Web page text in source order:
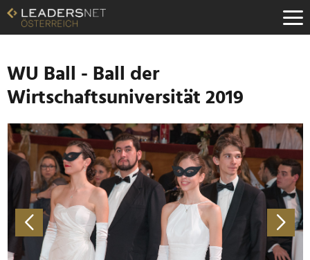
Zum
Inhalt
Zur
Navigation
Zur
Hauptnavigation
WU Ball - Ball der
Wirtschaftsuniversität 2019